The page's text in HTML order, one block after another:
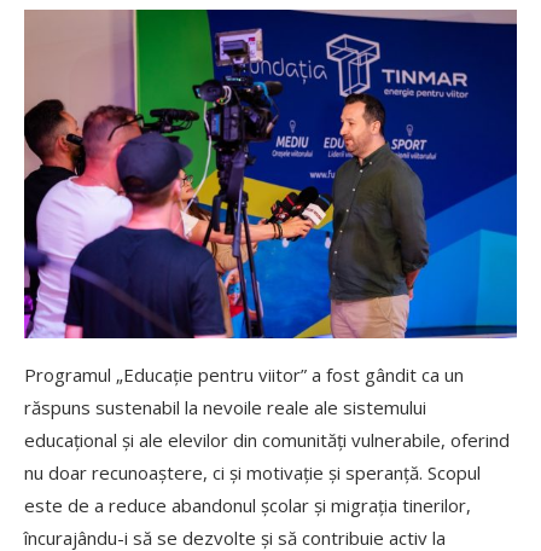
Programul „Educație pentru viitor” a fost gândit ca un
răspuns sustenabil la nevoile reale ale sistemului
educațional și ale elevilor din comunități vulnerabile, oferind
nu doar recunoaștere, ci și motivație și speranță. Scopul
este de a reduce abandonul școlar și migrația tinerilor,
încurajându-i să se dezvolte și să contribuie activ la